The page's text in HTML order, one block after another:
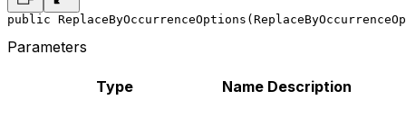
public
Parameters
Type Name Description